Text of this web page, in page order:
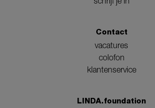
Contact
vacatures
colofon
klantenservice
LINDA.foundation